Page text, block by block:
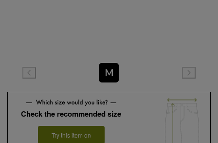
M
Check the recommended size
Try this item on